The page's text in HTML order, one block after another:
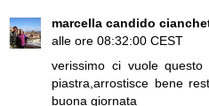
marcella candido
alle ore 08:32:00 CEST
verissimo ci vuole
piastra,arrostisce bene
buona giornata